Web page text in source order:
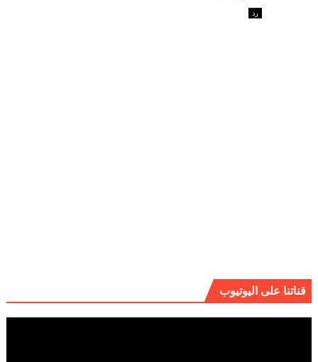
رد
قناتنا على اليوتيوب